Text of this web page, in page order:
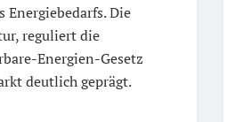
Die
reguliert die
Energien-Gesetz
deutlich geprägt.